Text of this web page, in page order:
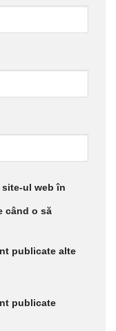
site-ul web în
când o să
publicate alte
publicate